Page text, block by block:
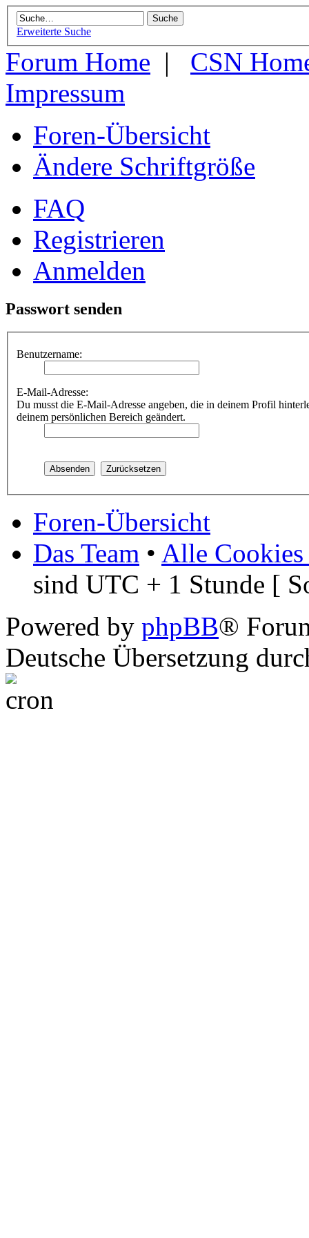
Erweiterte Suche
Forum Home | CSN
Impressum
Foren-Übersicht
Ändere Schriftgröße
FAQ
Registrieren
Anmelden
Passwort senden
Benutzername:
E-Mail-Adresse:
Du musst die E-Mail-Adresse angeben, die in deinem Profil
deinem persönlichen Bereich geändert.
Foren-Übersicht
Das Team • Alle Cookies
sind UTC + 1 Stunde [
Powered by phpBB®
Deutsche Übersetzung